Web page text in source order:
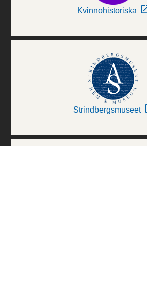
Kvinnohistoriska
Strindbergsmuseet